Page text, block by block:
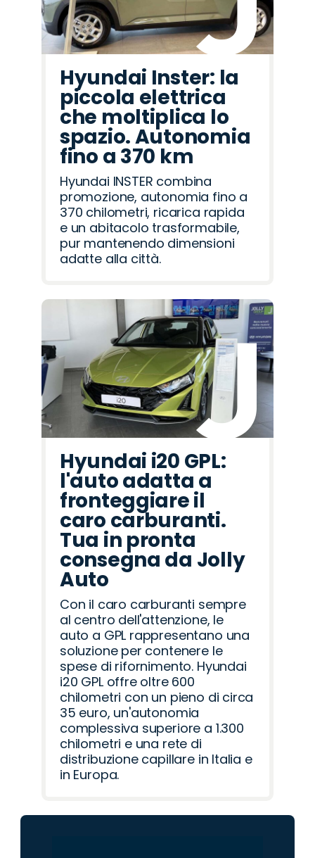
Hyundai Inster: la
piccola elettrica
che moltiplica lo
spazio. Autonomia
fino a 370 km
Hyundai INSTER combina
promozione, autonomia fino a
370 chilometri, ricarica rapida
e un abitacolo trasformabile,
pur mantenendo dimensioni
adatte alla città.
Hyundai i20 GPL:
l'auto adatta a
fronteggiare il
caro carburanti.
Tua in pronta
consegna da Jolly
Auto
Con il caro carburanti sempre
al centro dell'attenzione, le
auto a GPL rappresentano una
soluzione per contenere le
spese di rifornimento. Hyundai
i20 GPL offre oltre 600
chilometri con un pieno di circa
35 euro, un'autonomia
complessiva superiore a 1.300
chilometri e una rete di
distribuzione capillare in Italia e
in Europa.